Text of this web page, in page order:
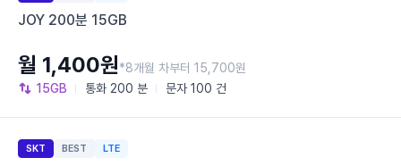
JOY 200분 15GB
15GB 통화 200 분 문자 100 건
월 1,400원*8개월 차부터 15,700원
SKT BEST LTE